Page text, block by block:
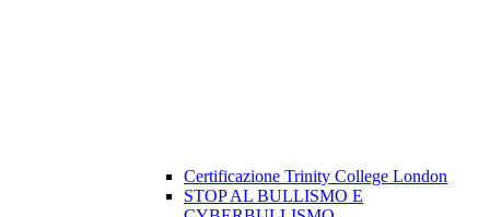
Certificazione Trinity College London
STOP AL BULLISMO E